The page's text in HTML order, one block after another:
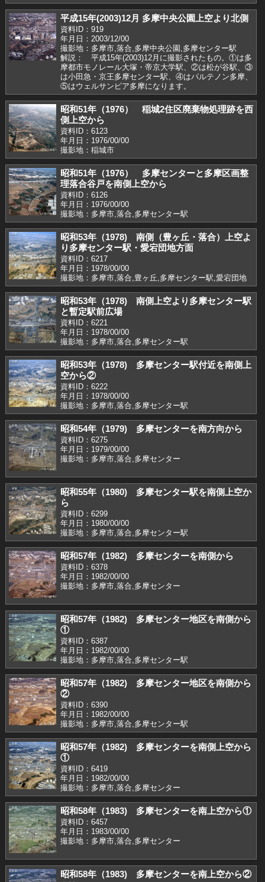
平成15年(2003)12月 多摩中央公園上空より北側
資料ID：919
年月日：2003/12/00
撮影地：多摩市,落合,多摩中央公園,多摩センター駅
解説： 平成15年(2003)12月に撮影されたもの。①は多
摩都市モノレール大塚・帝京大学駅、②は松が谷駅、③
は小田急・京王多摩センター駅、④はパルテノン多摩、
⑤はウェルサンピア多摩になります。
昭和51年（1976） 稲城2住区廃棄物処理跡を西
側上空から
資料ID：6123
年月日：1976/00/00
撮影地：稲城市
昭和51年（1976） 多摩センターと多摩区画整
理落合谷戸を南側上空から
資料ID：6126
年月日：1976/00/00
撮影地：多摩市,落合,多摩センター駅
昭和53年（1978) 南側（豊ヶ丘・落合）上空よ
り多摩センター駅・愛宕団地方面
資料ID：6217
年月日：1978/00/00
撮影地：多摩市,落合,豊ヶ丘,多摩センター駅,愛宕団地
昭和53年（1978) 南側上空より多摩センター駅
と暫定駅前広場
資料ID：6221
年月日：1978/00/00
撮影地：多摩市,落合,多摩センター駅
昭和53年（1978) 多摩センター駅付近を南側上
空から②
資料ID：6222
年月日：1978/00/00
撮影地：多摩市,落合,多摩センター駅
昭和54年（1979) 多摩センターを南方向から
資料ID：6275
年月日：1979/00/00
撮影地：多摩市,落合,多摩センター
昭和55年（1980) 多摩センター駅を南側上空か
ら
資料ID：6299
年月日：1980/00/00
撮影地：多摩市,落合,多摩センター駅
昭和57年（1982) 多摩センターを南側から
資料ID：6378
年月日：1982/00/00
撮影地：多摩市,落合,多摩センター
昭和57年（1982) 多摩センター地区を南側から
①
資料ID：6387
年月日：1982/00/00
撮影地：多摩市,落合,多摩センター駅
昭和57年（1982) 多摩センター地区を南側から
②
資料ID：6390
年月日：1982/00/00
撮影地：多摩市,落合,多摩センター駅
昭和57年（1982) 多摩センターを南側上空から
①
資料ID：6419
年月日：1982/00/00
撮影地：多摩市,落合,多摩センター
昭和58年（1983) 多摩センターを南上空から①
資料ID：6457
年月日：1983/00/00
撮影地：多摩市,落合,多摩センター
昭和58年（1983) 多摩センターを南上空から②